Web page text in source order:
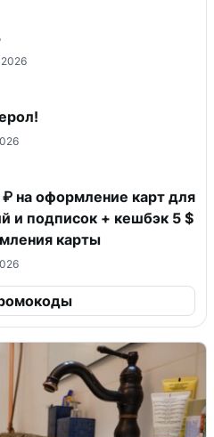
на оформление карт для
и подписок + кешбэк 5 $
карты